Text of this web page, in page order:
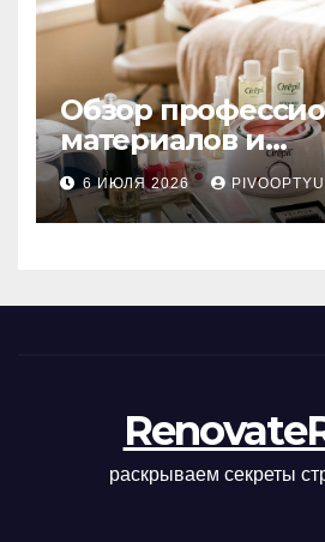
Обзор
материалов и
инструментов
маникюра,
наращивания
6 ИЮЛЯ 2026
раскрываем секреты